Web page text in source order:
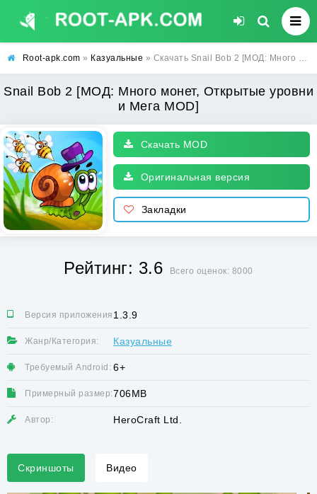
Root-apk.com » Казуальные » Скачать Snail Bob 2 [МОД: Много монет, Открытые уровни и Мега MOD] | Взлом Snail Bob 2 на Андроид
Snail Bob 2 [МОД: Много монет, Открытые уровни
и Мега MOD]
Скачать MOD
Оригинальная версия
Закладки
Рейтинг: 3.6 Всего оценок: 8000
Версия приложения:1.3.9
Жанр/Категория: Казуальные
Требуемый Android: 6+
Примерный размер:706MB
Автор: HeroCraft Ltd.
Скриншоты Видео